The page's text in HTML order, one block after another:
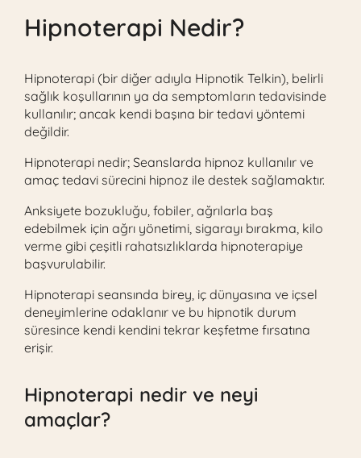
Hipnoterapi Nedir?
Hipnoterapi (bir diğer adıyla Hipnotik Telkin), belirli
sağlık koşullarının ya da semptomların tedavisinde
kullanılır; ancak kendi başına bir tedavi yöntemi
değildir.
Hipnoterapi nedir; Seanslarda hipnoz kullanılır ve
amaç tedavi sürecini hipnoz ile destek sağlamaktır.
Anksiyete bozukluğu, fobiler, ağrılarla baş
edebilmek için ağrı yönetimi, sigarayı bırakma, kilo
verme gibi çeşitli rahatsızlıklarda hipnoterapiye
başvurulabilir.
Hipnoterapi seansında birey, iç dünyasına ve içsel
deneyimlerine odaklanır ve bu hipnotik durum
süresince kendi kendini tekrar keşfetme fırsatına
erişir.
Hipnoterapi nedir ve neyi
amaçlar?